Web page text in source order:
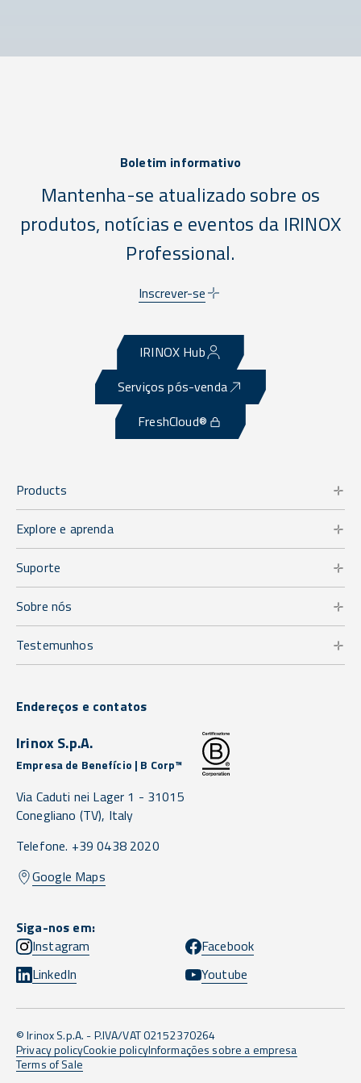
Boletim informativo
Mantenha-se atualizado sobre os
produtos, notícias e eventos da IRINOX
Professional.
Inscrever-se
IRINOX Hub
Serviços pós-venda
FreshCloud®
Products
Explore e aprenda
Suporte
Sobre nós
Testemunhos
Endereços e contatos
Irinox S.p.A.
Empresa de Benefício | B Corp™
Via Caduti nei Lager 1 - 31015
Conegliano (TV), Italy
Telefone. +39 0438 2020
Google Maps
Siga-nos em:
Instagram
Facebook
LinkedIn
Youtube
© Irinox S.p.A. - P.IVA/VAT 02152370264
Privacy policyCookie policyInformações sobre a empresa
Terms of Sale